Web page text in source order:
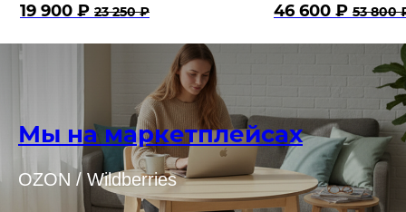
19 900 ₽ 23 250 ₽ 46 600 ₽ 53 800
Мы на маркетплейсах
OZON / Wildberries